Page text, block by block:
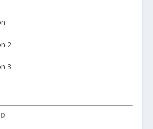
2
3